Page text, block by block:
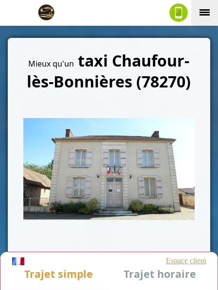
Mieux qu'un taxi Chaufour-
lès-Bonnières (78270)